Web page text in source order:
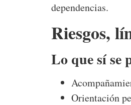
dependencias.
Riesgos,
Lo que sí se
Orientación